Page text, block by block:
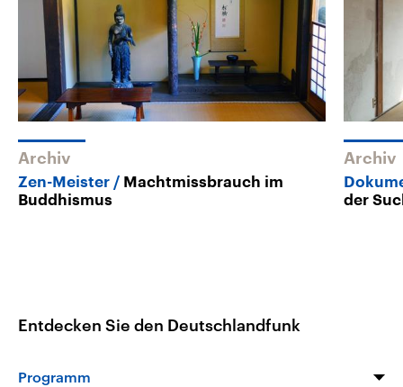
Archiv
Zen-Meister
Machtmissbrauch im
Buddhismus
Archiv
der
Entdecken Sie den Deutschlandfunk
Programm